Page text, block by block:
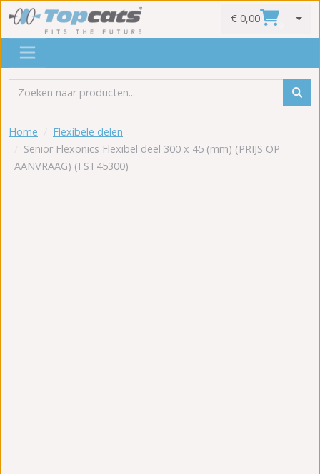
€ 0,00
Home
Flexibele delen
Senior Flexonics Flexibel deel 300 x 45 (mm) (PRIJS OP
AANVRAAG) (FST45300)